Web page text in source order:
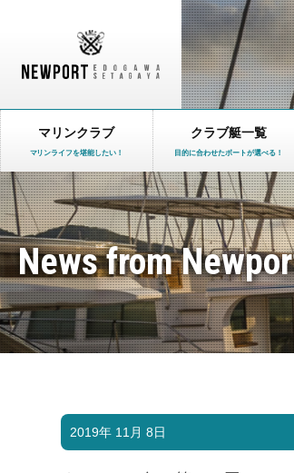
マリンクラブ
マリンライフを堪能したい！
クラブ艇一覧
目的に合わせたボートが選べる！
News from
2019年 11月 8日